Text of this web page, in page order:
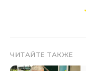
ЧИТАЙТЕ ТАКЖЕ